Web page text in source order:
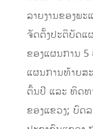
ລາຍງານຂອງພ
ຈັດຕັ້ງປະຕິບັດແ
ຂອງແຜນການ 5
ແຜນການທ້າຍສ
ຕົ້ນປີ ແລະ ທິດທ
ຂອງແຂວງ; ບົດ